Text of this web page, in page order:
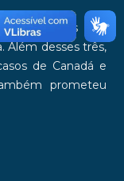
e México, os dois
. Além desses três,
de Canadá e
prometeu